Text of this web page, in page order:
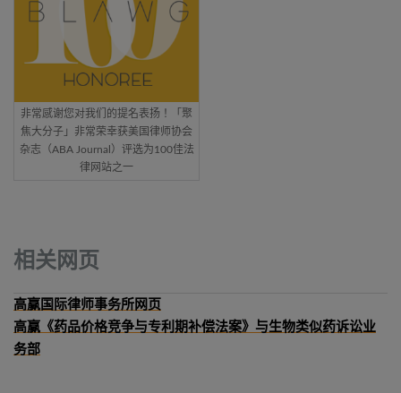
非常感谢您对我们的提名表扬！「聚
焦大分子」非常荣幸获美国律师协会
杂志（ABA Journal）评选为100佳法
律网站之一
相关网页
高赢国际律师事务所网页
高赢《药品价格竞争与专利期补偿法案》与生物类似药诉讼业
务部